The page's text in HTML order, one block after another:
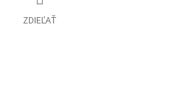
ZDIEĽAŤ